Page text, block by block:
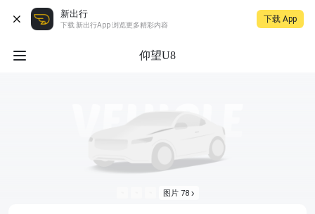
新出行
下载 新出行App 浏览更多精彩内容
下载 App
仰望U8
图片 78